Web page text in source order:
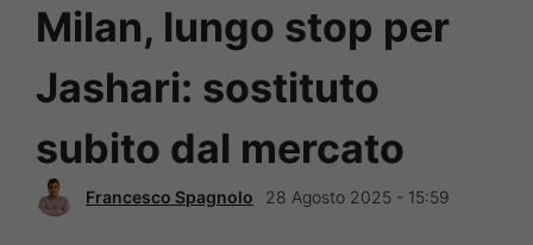
Milan, lungo stop per
Jashari: sostituto
subito dal mercato
Francesco Spagnolo 28 Agosto 2025 - 15:59